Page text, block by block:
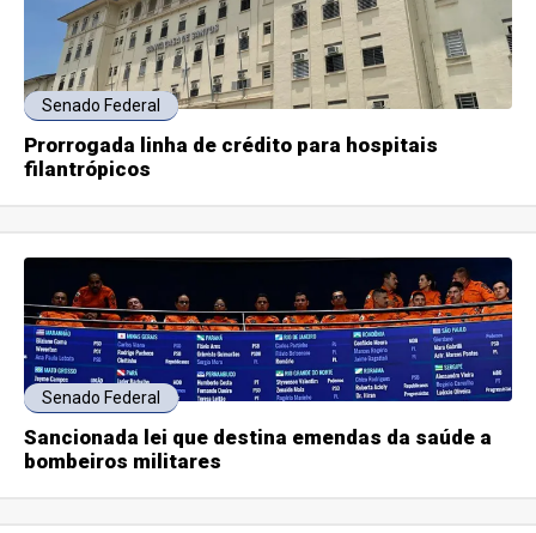
Senado Federal
Prorrogada linha de crédito para hospitais
filantrópicos
Senado Federal
Sancionada lei que destina emendas da saúde a
bombeiros militares